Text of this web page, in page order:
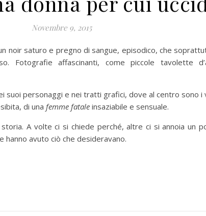
Novembre 9, 2015
noir saturo e pregno di sangue, episodico, che
Fotografie affascinanti, come piccole tavolette
suoi personaggi e nei tratti grafici, dove al centro sono i
di una femme fatale insaziabile e sensuale.
A volte ci si chiede perché, altre ci si annoia un
avuto ciò che desideravano.